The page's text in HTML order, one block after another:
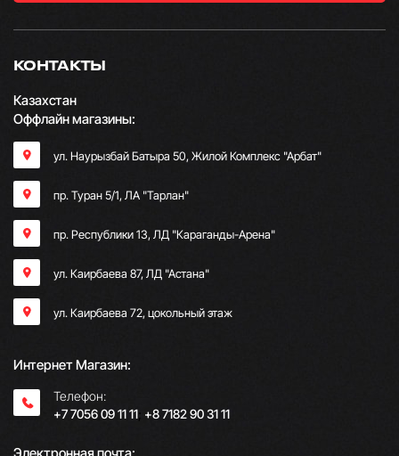
КОНТАКТЫ
Казахстан
Оффлайн магазины:
ул. Наурызбай Батыра 50, Жилой Комплекс "Арбат"
пр. Туран 5/1, ЛА "Тарлан"
пр. Республики 13, ​ЛД "Караганды-Арена"
ул. Каирбаева 87, ЛД "Астана"
ул. Каирбаева 72, цокольный этаж
Интернет Магазин:
Телефон:
+7 7056 09 11 11; +8 7182 90 31 11